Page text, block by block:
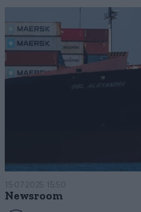
15·07·2025 15:50
Newsroom